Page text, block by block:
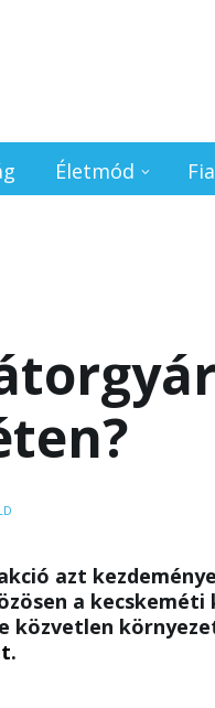
Életmód
azt
a
közvetlen
.